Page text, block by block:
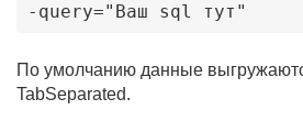
-query="Ваш sql тут"
По умолчанию данные
TabSeparated.